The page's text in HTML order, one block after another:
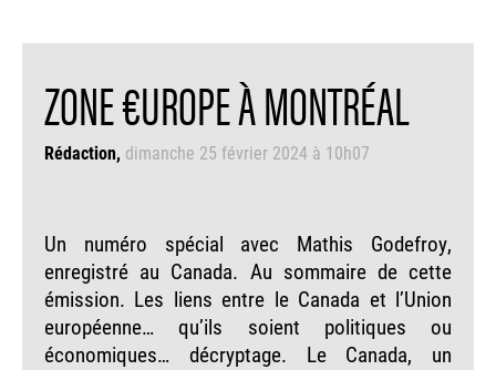
ZONE €UROPE À MONTRÉAL
Rédaction dimanche 25 février 2024 à 10h07
Un numéro spécial avec Mathis Godefroy,
enregistré au Canada. Au sommaire de cette
émission. Les liens entre le Canada et l’Union
européenne… qu’ils soient politiques ou
économiques… décryptage. Le Canada, un